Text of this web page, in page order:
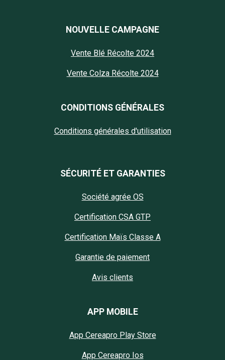
NOUVELLE CAMPAGNE
Vente Blé Récolte 2024
Vente Colza Récolte 2024
CONDITIONS GÉNÉRALES
Conditions générales d'utilisation
SÉCURITÉ ET GARANTIES
Société agrée OS
Certification CSA GTP
Certification Maïs Classe A
Garantie de paiement
Avis clients
APP MOBILE
App Cereapro Play Store
App Cereapro Ios